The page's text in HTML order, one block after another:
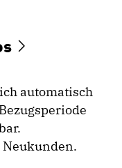
automatisch
Neukunden.